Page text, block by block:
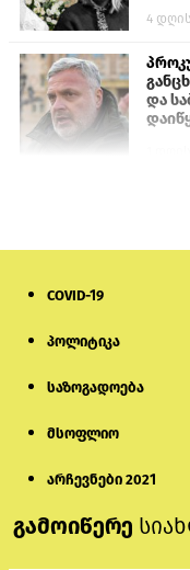
4
და
COVID-19
პოლიტიკა
საზოგადოება
მსოფლიო
არჩევნები 2021
გამოიწერე